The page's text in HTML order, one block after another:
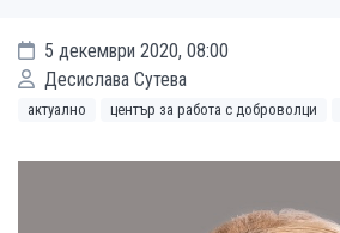
5 декември 2020, 08:00
Десислава Сутева
актуално център за работа с доброволци